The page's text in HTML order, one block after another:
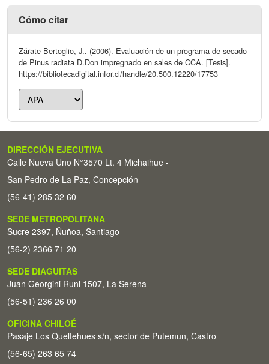
Cómo citar
Zárate Bertoglio, J.. (2006). Evaluación de un programa de secado
de Pinus radiata D.Don impregnado en sales de CCA. [Tesis].
https://bibliotecadigital.infor.cl/handle/20.500.12220/17753
DIRECCIÓN EJECUTIVA
Calle Nueva Uno N°3570 Lt. 4 Michaihue -
San Pedro de La Paz, Concepción
(56-41) 285 32 60
SEDE METROPOLITANA
Sucre 2397, Ñuñoa, Santiago
(56-2) 2366 71 20
SEDE DIAGUITAS
Juan Georgini Runi 1507, La Serena
(56-51) 236 26 00
OFICINA CHILOÉ
Pasaje Los Queltehues s/n, sector de Putemun, Castro
(56-65) 263 65 74